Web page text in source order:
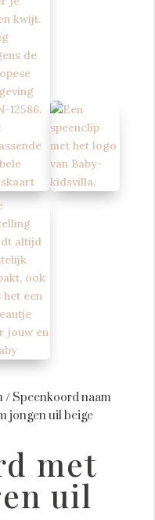
/ Speenkoord naam
jongen uil beige
met
uil